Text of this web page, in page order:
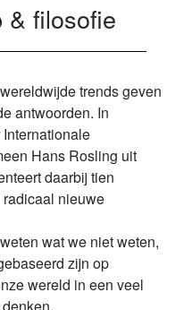
& filosofie
trends geven
antwoorden. In
Hans Rosling uit
daarbij tien
radicaal nieuwe
wat we niet weten,
zijn op
wereld in een veel